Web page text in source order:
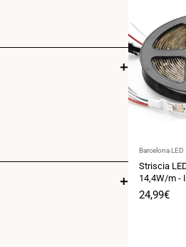
Fornitore:
Barcelona LED
Striscia
14,4W/m -
Larghezza
Prezzo
24,99€